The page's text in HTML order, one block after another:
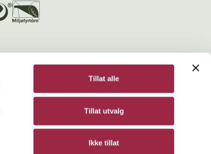
Tillat alle
Tillat utvalg
Ikke tillat
Bergene Holm